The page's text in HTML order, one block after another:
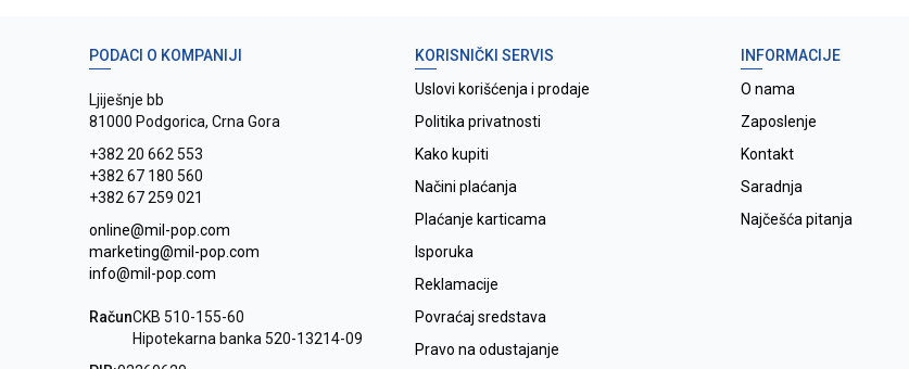
PODACI O KOMPANIJI
Ljiješnje bb
81000 Podgorica, Crna Gora
+382 20 662 553
+382 67 180 560
+382 67 259 021
online@mil-pop.com
marketing@mil-pop.com
info@mil-pop.com
RačunCKB 510-155-60
Hipotekarna banka 520-13214-09
KORISNIČKI SERVIS
Uslovi korišćenja i prodaje
Politika privatnosti
Kako kupiti
Načini plaćanja
Plaćanje karticama
Isporuka
Reklamacije
Povraćaj sredstava
Pravo na odustajanje
INFORMACIJE
O nama
Zaposlenje
Kontakt
Saradnja
Najčešća pitanja